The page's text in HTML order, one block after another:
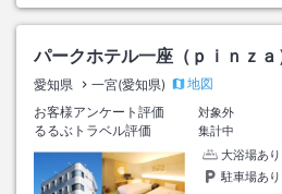
パークホテル一座（ｐｉｎｚａ
愛知県 一宮(愛知県)
地図
お客様アンケート評価
対象外
るるぶトラベル評価
集計中
大浴場あり
駐車場あり